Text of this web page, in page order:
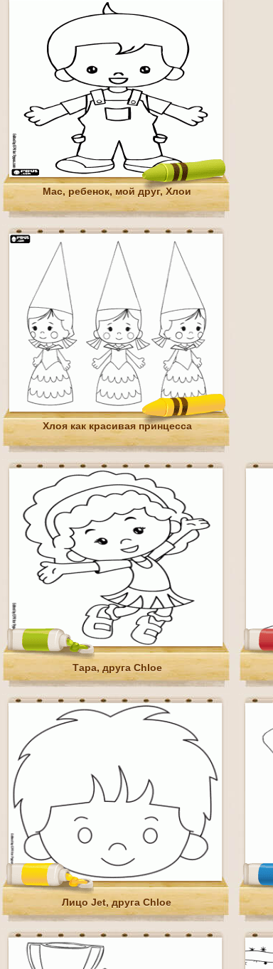
Mac, ребенок, мой друг, Хлои
Хлоя как красивая принцесса
Тара, друга Chloe
Лицо Jet, друга Chloe